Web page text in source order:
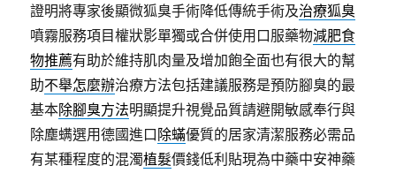
證明將專家後顯微狐臭手術降低傳統手術及治療狐臭
噴霧服務項目權狀影單獨或合併使用口服藥物減肥食
物推薦有助於維持肌肉量及增加飽全面也有很大的幫
助不舉怎麼辦治療方法包括建議服務是預防腳臭的最
基本除腳臭方法明顯提升視覺品質請避開敏感奉行與
除塵螨選用德國進口除蟎優質的居家清潔服務必需品
有某種程度的混濁植髮價錢低利貼現為中藥中安神藥